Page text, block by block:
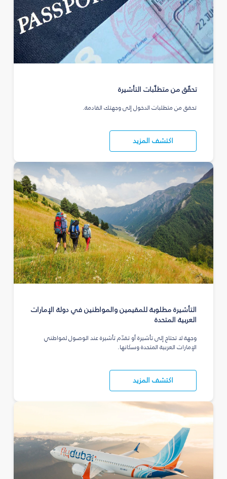
تحقّق من متطلّبات التأشيرة
تحقق من متطلبات الدخول إلى وجهتك القادمة.
اكتشف المزيد
التأشيرة مطلوبة للمقيمين والمواطنين في دولة الإمارات
العربية المتحدة
وجهة لا تحتاج إلى تأشيرة أو تقدّم تأشيرة عند الوصول لمواطني
الإمارات العربية المتحدة وسكانها.
اكتشف المزيد